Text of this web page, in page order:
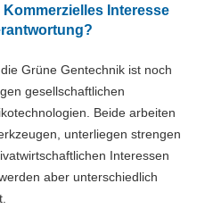
Kommerzielles Interesse
Grüne Gentechnik ist noch
gesellschaftlichen
Beide arbeiten
unterliegen strengen
Interessen
aber unterschiedlich